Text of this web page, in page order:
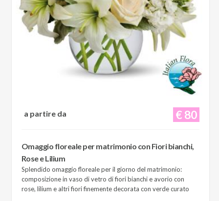
€ 80
a partire da
Omaggio floreale per matrimonio con Fiori bianchi,
Rose e Lilium
Splendido omaggio floreale per il giorno del matrimonio:
composizione in vaso di vetro di fiori bianchi e avorio con
rose, lilium e altri fiori finemente decorata con verde curato